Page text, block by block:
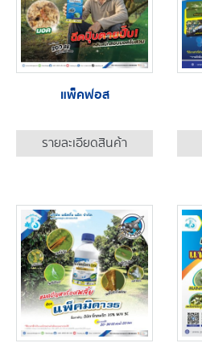
แพ็คฟอส
รายละเอียดสินค้า